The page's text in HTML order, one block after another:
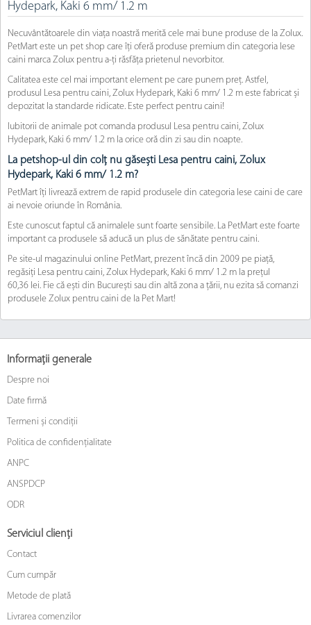
Hydepark, Kaki 6 mm/ 1.2 m
Necuvântătoarele din viața noastră merită cele mai bune produse de la Zolux.
PetMart este un pet shop care îți oferă produse premium din categoria lese
caini marca Zolux pentru a-ți răsfăța prietenul nevorbitor.
Calitatea este cel mai important element pe care punem preț. Astfel,
produsul Lesa pentru caini, Zolux Hydepark, Kaki 6 mm/ 1.2 m este fabricat și
depozitat la standarde ridicate. Este perfect pentru caini!
Iubitorii de animale pot comanda produsul Lesa pentru caini, Zolux
Hydepark, Kaki 6 mm/ 1.2 m la orice oră din zi sau din noapte.
La petshop-ul din colț nu găsești Lesa pentru caini, Zolux
Hydepark, Kaki 6 mm/ 1.2 m?
PetMart îți livrează extrem de rapid produsele din categoria lese caini de care
ai nevoie oriunde în România.
Este cunoscut faptul că animalele sunt foarte sensibile. La PetMart este foarte
important ca produsele să aducă un plus de sănătate pentru caini.
Pe site-ul magazinului online PetMart, prezent încă din 2009 pe piață,
regăsiți Lesa pentru caini, Zolux Hydepark, Kaki 6 mm/ 1.2 m la prețul
60,36 lei. Fie că ești din București sau din altă zona a țării, nu ezita să comanzi
produsele Zolux pentru caini de la Pet Mart!
Informații generale
Despre noi
Date firmă
Termeni și condiții
Politica de confidențialitate
ANPC
ANSPDCP
ODR
Serviciul clienți
Contact
Cum cumpăr
Metode de plată
Livrarea comenzilor